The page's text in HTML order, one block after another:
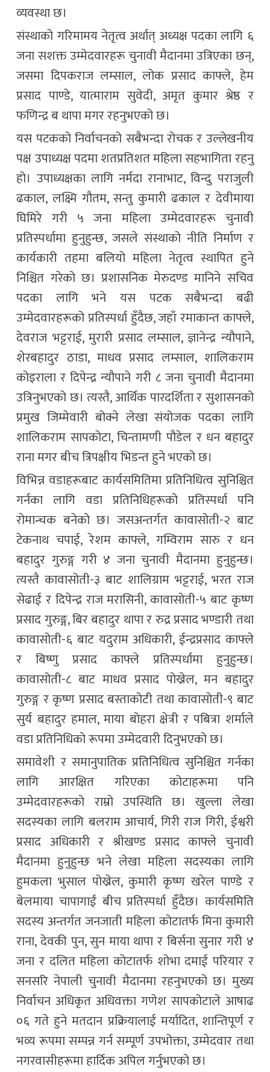
व्यवस्था छ।
संस्थाको गरिमामय नेतृत्व अर्थात् अध्यक्ष पदका लागि ६
जना सशक्त उम्मेदवारहरू चुनावी मैदानमा उत्रिएका छन्,
जसमा दिपकराज लम्साल, लोक प्रसाद काफ्ले, हेम
प्रसाद पाण्डे, यात्माराम सुवेदी, अमृत कुमार श्रेष्ठ र
फणिन्द्र ब थापा मगर रहनुभएको छ।
यस पटकको निर्वाचनको सबैभन्दा रोचक र उल्लेखनीय
पक्ष उपाध्यक्ष पदमा शतप्रतिशत महिला सहभागिता रहनु
हो। उपाध्यक्षका लागि नर्मदा रानाभाट, विन्दु पराजुली
ढकाल, लक्ष्मि गौतम, सन्तु कुमारी ढकाल र देवीमाया
घिमिरे गरी ५ जना महिला उम्मेदवारहरू चुनावी
प्रतिस्पर्धामा हुनुहुन्छ, जसले संस्थाको नीति निर्माण र
कार्यकारी तहमा बलियो महिला नेतृत्व स्थापित हुने
निश्चित गरेको छ। प्रशासनिक मेरुदण्ड मानिने सचिव
पदका लागि भने यस पटक सबैभन्दा बढी
उम्मेदवारहरूको प्रतिस्पर्धा हुँदैछ, जहाँ रमाकान्त काफ्ले,
देवराज भट्टराई, मुरारी प्रसाद लम्साल, ज्ञानेन्द्र न्यौपाने,
शेरबहादुर ठाडा, माधव प्रसाद लम्साल, शालिकराम
कोइराला र दिपेन्द्र न्यौपाने गरी ८ जना चुनावी मैदानमा
उत्रिनुभएको छ। त्यस्तै, आर्थिक पारदर्शिता र सुशासनको
प्रमुख जिम्मेवारी बोक्ने लेखा संयोजक पदका लागि
शालिकराम सापकोटा, चिन्तामणी पौडेल र धन बहादुर
राना मगर बीच त्रिपक्षीय भिडन्त हुने भएको छ।
विभिन्न वडाहरूबाट कार्यसमितिमा प्रतिनिधित्व सुनिश्चित
गर्नका लागि वडा प्रतिनिधिहरूको प्रतिस्पर्धा पनि
रोमान्चक बनेको छ। जसअन्तर्गत कावासोती-२ बाट
टेकनाथ चपाई, रेशम काफ्ले, गम्विराम सारु र धन
बहादुर गुरुङ्ग गरी ४ जना चुनावी मैदानमा हुनुहुन्छ।
त्यस्तै कावासोती-३ बाट शालिग्राम भट्टराई, भरत राज
सेढाई र दिपेन्द्र राज मरासिनी, कावासोती-५ बाट कृष्ण
प्रसाद गुरुङ्ग, बिर बहादुर थापा र रुद्र प्रसाद भण्डारी तथा
कावासोती-६ बाट यदुराम अधिकारी, ईन्द्रप्रसाद काफ्ले
र बिष्णु प्रसाद काफ्ले प्रतिस्पर्धामा हुनुहुन्छ।
कावासोती-८ बाट माधव प्रसाद पोख्रेल, मन बहादुर
गुरुङ्ग र कृष्ण प्रसाद बस्ताकोटी तथा कावासोती-९ बाट
सुर्य बहादुर हमाल, माया बोहरा क्षेत्री र पबित्रा शर्माले
वडा प्रतिनिधिको रूपमा उम्मेदवारी दिनुभएको छ।
समावेशी र समानुपातिक प्रतिनिधित्व सुनिश्चित गर्नका
लागि आरक्षित गरिएका कोटाहरूमा पनि
उम्मेदवारहरूको राम्रो उपस्थिति छ। खुल्ला लेखा
सदस्यका लागि बलराम आचार्य, गिरी राज गिरी, ईश्वरी
प्रसाद अधिकारी र श्रीखण्ड प्रसाद काफ्ले चुनावी
मैदानमा हुनुहुन्छ भने लेखा महिला सदस्यका लागि
हुमकला भुसाल पोख्रेल, कुमारी कृष्ण खरेल पाण्डे र
बेलमाया चापागाईं बीच प्रतिस्पर्धा हुँदैछ। कार्यसमिति
सदस्य अन्तर्गत जनजाती महिला कोटातर्फ मिना कुमारी
राना, देवकी पुन, सुन माया थापा र बिर्सना सुनार गरी ४
जना र दलित महिला कोटातर्फ शोभा दमाई परियार र
सनसरि नेपाली चुनावी मैदानमा रहनुभएको छ। मुख्य
निर्वाचन अधिकृत अधिवक्ता गणेश सापकोटाले आषाढ
०६ गते हुने मतदान प्रक्रियालाई मर्यादित, शान्तिपूर्ण र
भव्य रूपमा सम्पन्न गर्न सम्पूर्ण उपभोक्ता, उम्मेदवार तथा
नगरवासीहरूमा हार्दिक अपिल गर्नुभएको छ।